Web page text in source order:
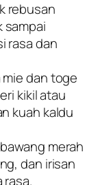
rebusan
sampai
rasa dan
dan toge
kikil atau
kuah kaldu
merah
dan irisan
rasa.